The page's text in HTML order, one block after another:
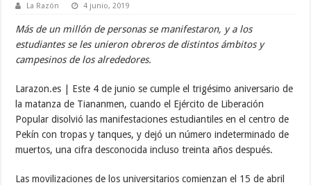
La Razón 4 junio, 2019
Más de un millón de personas se manifestaron, y a los
estudiantes se les unieron obreros de distintos ámbitos y
campesinos de los alrededores.
Larazon.es | Este 4 de junio se cumple el trigésimo aniversario de
la matanza de Tiananmen, cuando el Ejército de Liberación
Popular disolvió las manifestaciones estudiantiles en el centro de
Pekín con tropas y tanques, y dejó un número indeterminado de
muertos, una cifra desconocida incluso treinta años después.
Las movilizaciones de los universitarios comienzan el 15 de abril